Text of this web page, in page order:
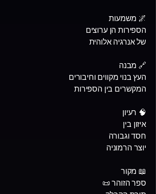
🌌 משמעות
הספירות הן ערוצים
של אנרגיה אלוהית
🔗 מבנה
העץ בנוי מקווים וחיבורים
המקשרים בין הספירות
🧠 רעיון
איזון בין
חסד וגבורה
יוצר הרמוניה
📖 מקור
ספר הזוהר 📜